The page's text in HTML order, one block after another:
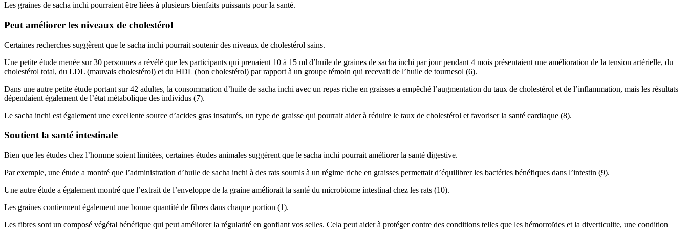
Les graines de sacha inchi pourraient être liées à plusieurs bienfaits puissants pour la santé.
Peut améliorer les niveaux de cholestérol
Certaines recherches suggèrent que le sacha inchi pourrait soutenir des niveaux de cholestérol sains.
Une petite étude menée sur 30 personnes a révélé que les participants qui prenaient 10 à 15 ml d’huile de graines de sacha inchi par jour pendant 4 mois présentaient une amélioration de la tension artérielle, du
cholestérol total, du LDL (mauvais cholestérol) et du HDL (bon cholestérol) par rapport à un groupe témoin qui recevait de l’huile de tournesol (6).
Dans une autre petite étude portant sur 42 adultes, la consommation d’huile de sacha inchi avec un repas riche en graisses a empêché l’augmentation du taux de cholestérol et de l’inflammation, mais les résultats
dépendaient également de l’état métabolique des individus (7).
Le sacha inchi est également une excellente source d’acides gras insaturés, un type de graisse qui pourrait aider à réduire le taux de cholestérol et favoriser la santé cardiaque (8).
Soutient la santé intestinale
Bien que les études chez l’homme soient limitées, certaines études animales suggèrent que le sacha inchi pourrait améliorer la santé digestive.
Par exemple, une étude a montré que l’administration d’huile de sacha inchi à des rats soumis à un régime riche en graisses permettait d’équilibrer les bactéries bénéfiques dans l’intestin (9).
Une autre étude a également montré que l’extrait de l’enveloppe de la graine améliorait la santé du microbiome intestinal chez les rats (10).
Les graines contiennent également une bonne quantité de fibres dans chaque portion (1).
Les fibres sont un composé végétal bénéfique qui peut améliorer la régularité en gonflant vos selles. Cela peut aider à protéger contre des conditions telles que les hémorroïdes et la diverticulite, une condition